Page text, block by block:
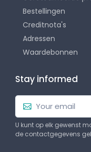
Bestellingen
Creditnota's
Adressen
Waardebonnen
Stay informed
U kunt op elk gewenst
de contactgegevens